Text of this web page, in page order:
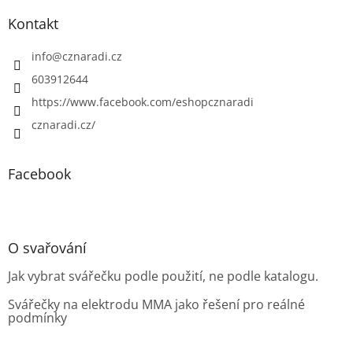
Kontakt
info@cznaradi.cz
603912644
https://www.facebook.com/eshopcznaradi
cznaradi.cz/
Facebook
O svařování
Jak vybrat svářečku podle použití, ne podle katalogu.
Svářečky na elektrodu MMA jako řešení pro reálné
podmínky